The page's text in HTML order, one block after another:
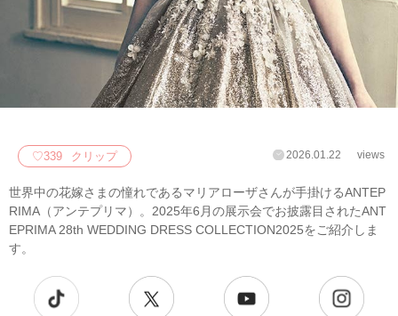
♡339 クリップ 2026.01.22 views
世界中の花嫁さまの憧れであるマリアローザさんが手掛けるANTEP
RIMA（アンテプリマ）。2025年6月の展示会でお披露目されたANT
EPRIMA 28th WEDDING DRESS COLLECTION2025をご紹介しま
す。